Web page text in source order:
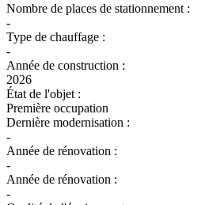
Nombre de places de stationnement :
-
Type de chauffage :
-
Année de construction :
2026
État de l'objet :
Première occupation
Dernière modernisation :
-
Année de rénovation :
-
Année de rénovation :
-